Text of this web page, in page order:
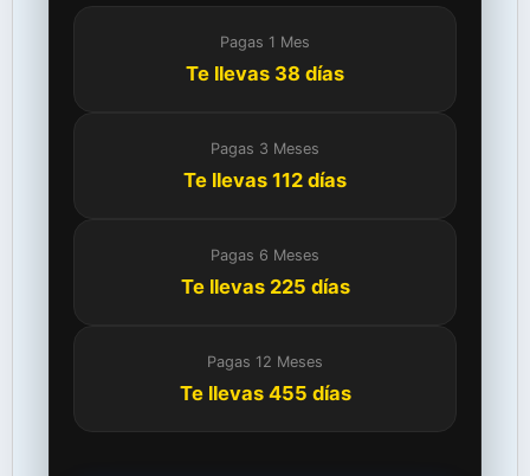
Pagas 1 Mes
Te llevas 38 días
Pagas 3 Meses
Te llevas 112 días
Pagas 6 Meses
Te llevas 225 días
Pagas 12 Meses
Te llevas 455 días